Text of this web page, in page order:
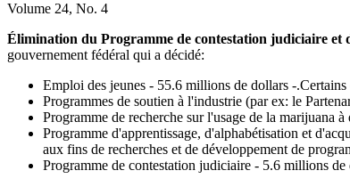
Volume 24, No. 4
Élimination du Programme de contestation judiciaire et
gouvernement fédéral qui a décidé:
Emploi des jeunes - 55.6 millions de dollars -
Programmes de soutien à l'industrie (par ex: le
Programme de recherche sur l'usage de la marijuana
Programme d'apprentissage, d'alphabétisation et
aux fins de recherches et de développement de
Programme de contestation judiciaire - 5.6 millions